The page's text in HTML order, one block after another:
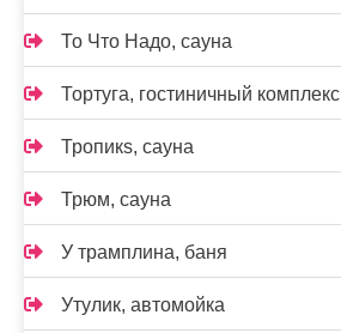
То Что Надо, сауна
Тортуга, гостиничный комплекс
Тропикs, сауна
Трюм, сауна
У трамплина, баня
Утулик, автомойка